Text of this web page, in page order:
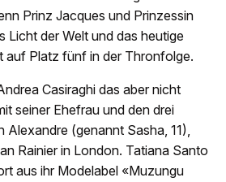
Prinz Jacques und Prinzessin
Licht der Welt und das heutige
auf Platz fünf in der Thronfolge.
Casiraghi das aber nicht
seiner Ehefrau und den drei
Alexandre (genannt Sasha, 11),
Rainier in London. Tatiana Santo
aus ihr Modelabel «Muzungu